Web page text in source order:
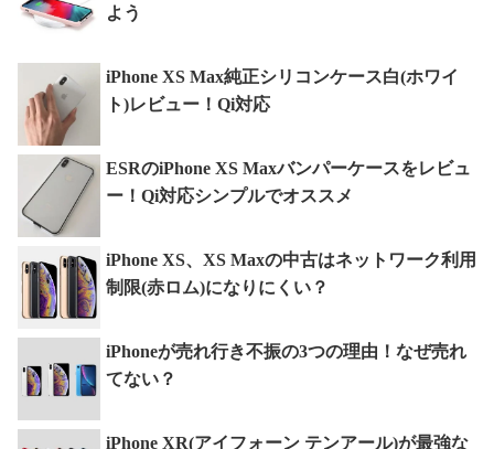
よう
iPhone XS Max純正シリコンケース白(ホワイ
ト)レビュー！Qi対応
ESRのiPhone XS Maxバンパーケースをレビュ
ー！Qi対応シンプルでオススメ
iPhone XS、XS Maxの中古はネットワーク利用
制限(赤ロム)になりにくい？
iPhoneが売れ行き不振の3つの理由！なぜ売れ
てない？
iPhone XR(アイフォーン テンアール)が最強な